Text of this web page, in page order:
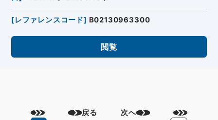
[レファレンスコード] B02130963300
閲覧
戻る
次へ